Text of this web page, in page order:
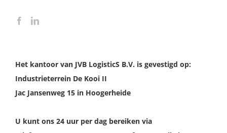
Het kantoor van JVB LogisticS B.V. is gevestigd op:
Industrieterrein De Kooi II
Jac Jansenweg 15 in Hoogerheide
U kunt ons 24 uur per dag bereiken via